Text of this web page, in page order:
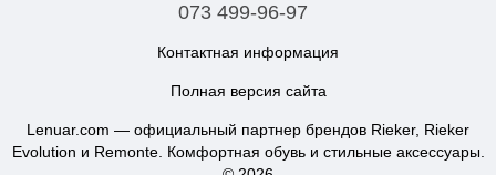
073 499-96-97
Контактная информация
Полная версия сайта
Lenuar.com — официальный партнер брендов Rieker, Rieker
Evolution и Remonte. Комфортная обувь и стильные аксессуары.